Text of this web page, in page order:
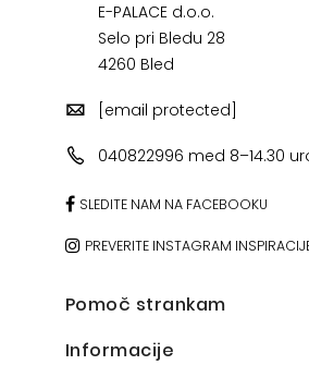
E-PALACE d.o.o.
Selo pri Bledu 28
4260 Bled
[email protected]
040822996 med 8–14.30
SLEDITE NAM NA FACEBOOKU
PREVERITE INSTAGRAM
Pomoč strankam
Informacije